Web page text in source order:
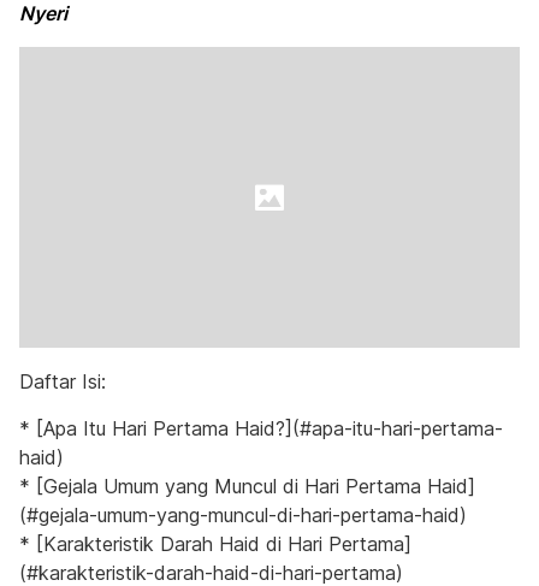
Nyeri
Daftar Isi:
* [Apa Itu Hari Pertama Haid?](#apa-itu-hari-pertama-
haid)
* [Gejala Umum yang Muncul di Hari Pertama Haid]
(#gejala-umum-yang-muncul-di-hari-pertama-haid)
* [Karakteristik Darah Haid di Hari Pertama]
(#karakteristik-darah-haid-di-hari-pertama)